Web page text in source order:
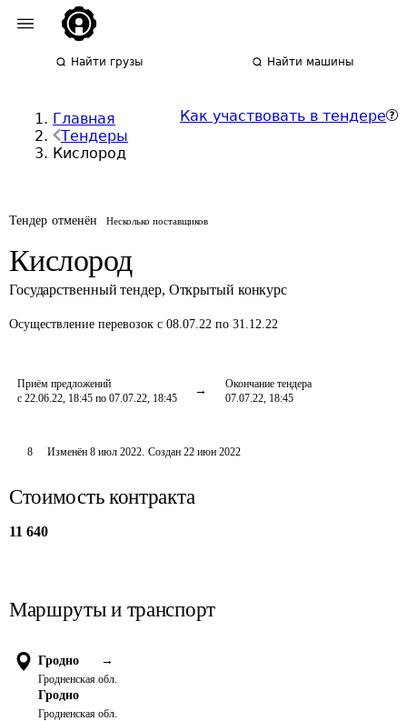
Найти грузы Найти машины
Главная
Тендеры
Кислород
Как участвовать в тендере
Тендер отменён Несколько поставщиков
Кислород
Государственный тендер, Открытый конкурс
Осуществление перевозок с 08.07.22 по 31.12.22
Приём предложений
с 22.06.22, 18:45 по 07.07.22, 18:45
Окончание тендера
07.07.22, 18:45
8 Изменён 8 июл 2022. Создан 22 июн 2022
Стоимость контракта
11 640
Маршруты и транспорт
Гродно →
Гродненская обл.
Гродно
Гродненская обл.